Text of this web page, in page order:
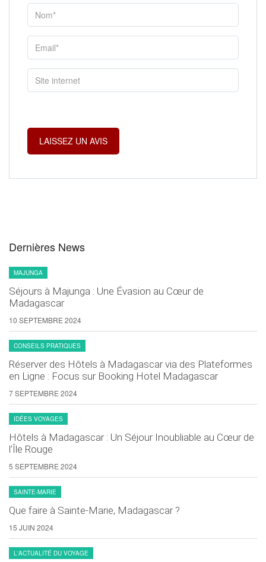
Dernières News
MAJUNGA
Séjours à Majunga : Une Évasion au Cœur de
Madagascar
10 SEPTEMBRE 2024
CONSEILS PRATIQUES
Réserver des Hôtels à Madagascar via des Plateformes
en Ligne : Focus sur Booking Hotel Madagascar
7 SEPTEMBRE 2024
IDÉES VOYAGES
Hôtels à Madagascar : Un Séjour Inoubliable au Cœur de
l’Île Rouge
5 SEPTEMBRE 2024
SAINTE-MARIE
Que faire à Sainte-Marie, Madagascar ?
15 JUIN 2024
L'ACTUALITÉ DU VOYAGE